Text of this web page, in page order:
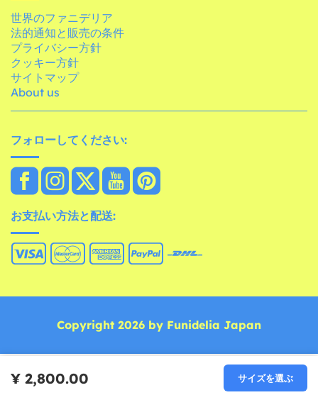
¥ 2,800.00 サイズを選ぶ
世界のファニデリア
法的通知と販売の条件
プライバシー方針
クッキー方針
サイトマップ
About us
フォローしてください:
お支払い方法と配送:
Copyright 2026 by Funidelia Japan